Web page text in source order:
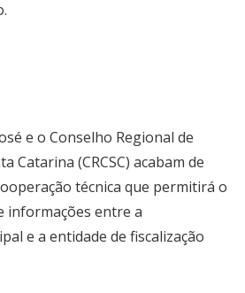
e o Conselho Regional de
Catarina (CRCSC) acabam de
técnica que permitirá o
informações entre a
e a entidade de fiscalização